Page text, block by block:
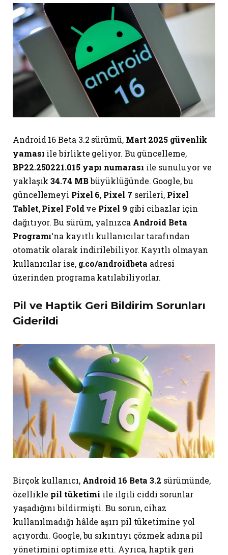
Android 16 Beta 3.2 sürümü, Mart 2025 güvenlik
yaması ile birlikte geliyor. Bu güncelleme,
BP22.250221.015 yapı numarası ile sunuluyor ve
yaklaşık34.74 MBbüyüklüğünde. Google, bu
güncellemeyi Pixel 6, Pixel 7 serileri, Pixel
Tablet,Pixel Foldve Pixel 9 gibi cihazlar için
dağıtıyor. Bu sürüm, yalnızca Android Beta
Programı‘na kayıtlı kullanıcılar tarafından
otomatik olarak indirilebiliyor. Kayıtlı olmayan
kullanıcılar ise, g.co/androidbeta adresi
üzerinden programa katılabiliyorlar.
Pil ve Haptik Geri Bildirim Sorunları
Giderildi
Birçok kullanıcı, Android 16 Beta 3.2 sürümünde,
özellikle pil tüketimi ile ilgili ciddi sorunlar
yaşadığını bildirmişti. Bu sorun, cihaz
kullanılmadığı hâlde aşırı pil tüketimine yol
açıyordu. Google, bu sıkıntıyı çözmek adına pil
yönetimini optimize etti. Ayrıca, haptik geri